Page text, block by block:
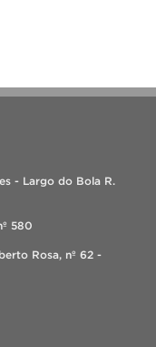
- Largo do Bola R.
580
Rosa, nº 62 -